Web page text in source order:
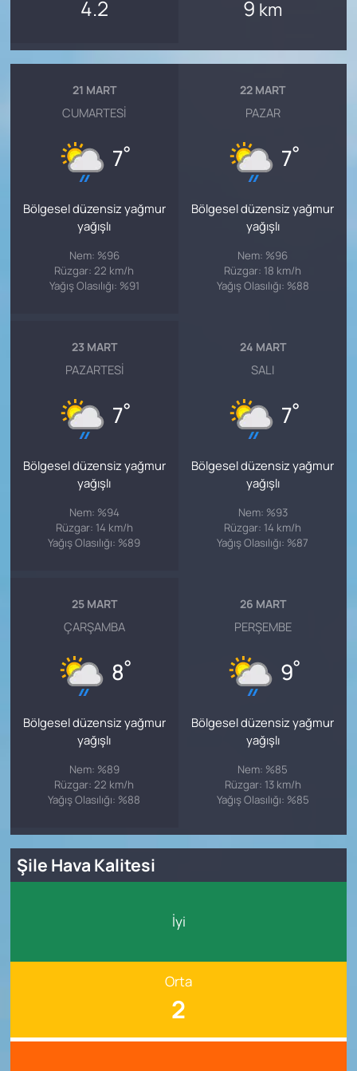
4.2 9 km
21 MART
CUMARTESI
7°
Bölgesel düzensiz yağmur
yağışlı
Nem: %96
Rüzgar: 22 km/h
Yağış Olasılığı: %91
22 MART
PAZAR
7°
Bölgesel düzensiz yağmur
yağışlı
Nem: %96
Rüzgar: 18 km/h
Yağış Olasılığı: %88
23 MART
PAZARTESI
7°
Bölgesel düzensiz yağmur
yağışlı
Nem: %94
Rüzgar: 14 km/h
Yağış Olasılığı: %89
24 MART
SALI
7°
Bölgesel düzensiz yağmur
yağışlı
Nem: %93
Rüzgar: 14 km/h
Yağış Olasılığı: %87
25 MART
ÇARŞAMBA
8°
Bölgesel düzensiz yağmur
yağışlı
Nem: %89
Rüzgar: 22 km/h
Yağış Olasılığı: %88
26 MART
PERŞEMBE
9°
Bölgesel düzensiz yağmur
yağışlı
Nem: %85
Rüzgar: 13 km/h
Yağış Olasılığı: %85
Şile Hava Kalitesi
İyi
Orta
2